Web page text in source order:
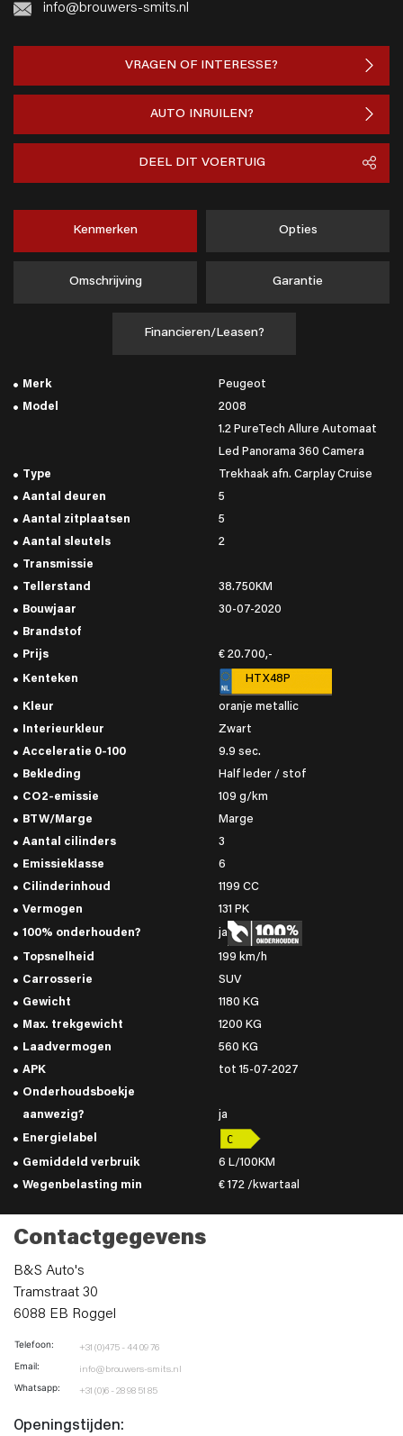
info@brouwers-smits.nl
VRAGEN OF INTERESSE?
AUTO INRUILEN?
DEEL DIT VOERTUIG
Kenmerken Opties
Omschrijving Garantie
Financieren/Leasen?
Merk
Peugeot
Model
2008
Type
1.2 PureTech Allure Automaat
Led Panorama 360 Camera
Trekhaak afn. Carplay Cruise
Aantal deuren
5
Aantal zitplaatsen
5
Aantal sleutels
2
Transmissie
Tellerstand
38.750KM
Bouwjaar
30-07-2020
Brandstof
Prijs
€ 20.700,-
Kenteken HTX48P
Kleur
oranje metallic
Interieurkleur
Zwart
Acceleratie 0-100
9.9 sec.
Bekleding
Half leder / stof
CO2-emissie
109 g/km
BTW/Marge
Marge
Aantal cilinders
3
Emissieklasse
6
Cilinderinhoud
1199 CC
Vermogen
131 PK
100% onderhouden? ja
Topsnelheid
199 km/h
Carrosserie
SUV
Gewicht
1180 KG
Max. trekgewicht
1200 KG
Laadvermogen
560 KG
APK
tot 15-07-2027
Onderhoudsboekje
aanwezig?
ja
Energielabel
Gemiddeld verbruik
6 L/100KM
Wegenbelasting min
€ 172 /kwartaal
Contactgegevens
B&S Auto's
Tramstraat 30
6088 EB Roggel
Telefoon: +31 (0)475 - 44 09 76
Email: info@brouwers-smits.nl
Whatsapp: +31 (0)6 - 28 98 51 85
Openingstijden: